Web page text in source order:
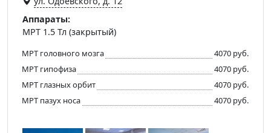
Аппараты:
МРТ 1.5 Тл (закрытый)
МРТ головного мозга
4070 руб.
МРТ гипофиза
4070 руб.
МРТ глазных орбит
4070 руб.
МРТ пазух носа
4070 руб.